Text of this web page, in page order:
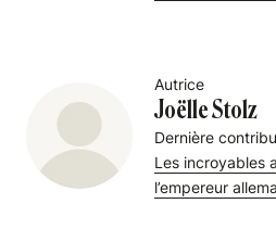
Autrice
Joëlle Stolz
Dernière
Les incroyables
l’empereur